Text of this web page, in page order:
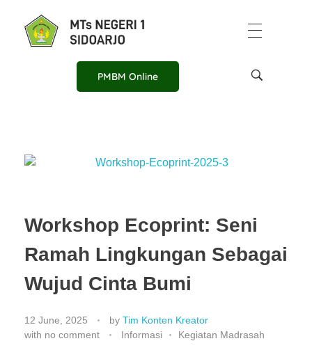
PMBM Online
Workshop Ecoprint: Seni
Ramah Lingkungan Sebagai
Wujud Cinta Bumi
12 June, 2025 by Tim Konten Kreator
with no comment Informasi Kegiatan Madrasah